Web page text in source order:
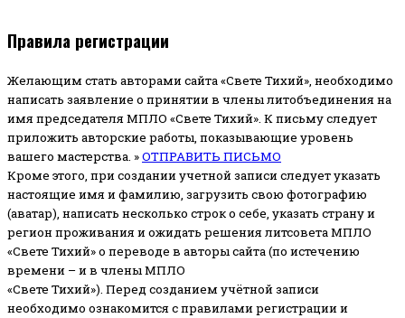
Правила регистрации
Желающим стать авторами сайта «Свете Тихий», необходимо
написать заявление о принятии в члены литобъединения на
имя председателя МПЛО «Свете Тихий». К письму следует
приложить авторские работы, показывающие уровень
вашего мастерства. »ОТПРАВИТЬ ПИСЬМО
Кроме этого, при создании учетной записи следует указать
настоящие имя и фамилию, загрузить свою фотографию
(аватар), написать несколько строк о себе, указать страну и
регион проживания и ожидать решения литсовета МПЛО
«Свете Тихий» о переводе в авторы сайта (по истечению
времени – и в члены МПЛО
«Свете Тихий»). Перед созданием учётной записи
необходимо ознакомится с правилами регистрации и